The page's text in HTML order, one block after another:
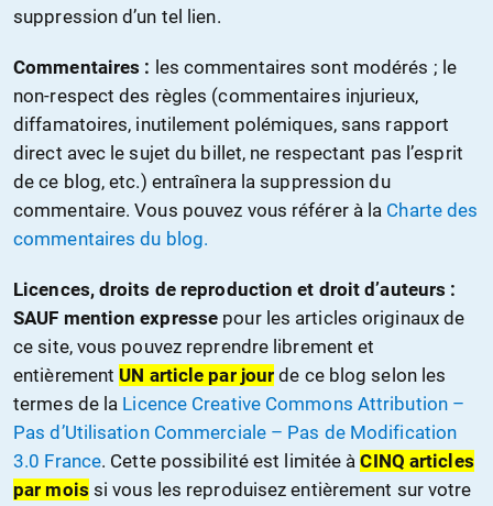
suppression d’un tel lien.
Commentaires : les commentaires sont modérés ; le
non-respect des règles (commentaires injurieux,
diffamatoires, inutilement polémiques, sans rapport
direct avec le sujet du billet, ne respectant pas l’esprit
de ce blog, etc.) entraînera la suppression du
commentaire. Vous pouvez vous référer à la Charte des
commentaires du blog.
Licences, droits de reproduction et droit d’auteurs :
SAUF mention expresse pour les articles originaux de
ce site, vous pouvez reprendre librement et
entièrement UN article par jour de ce blog selon les
termes de la Licence Creative Commons Attribution –
Pas d’Utilisation Commerciale – Pas de Modification
3.0 France. Cette possibilité est limitée àCINQ articles
par mois si vous les reproduisez entièrement sur votre